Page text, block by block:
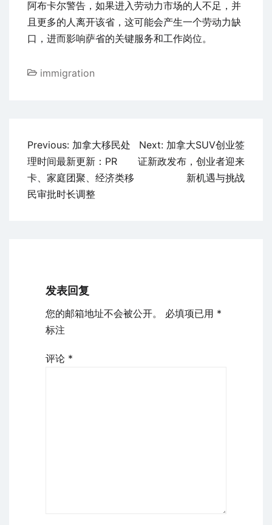
阿布卡尔警告，如果进入劳动力市场的人不足，并
且更多的人离开该省，这可能会产生一个劳动力缺
口，进而影响萨省的关键服务和工作岗位。
immigration
文
章
导
航
Previous: 加拿大移民处
理时间最新更新：PR
卡、家庭团聚、经济类移
民审批时长调整
Next: 加拿大SUV创业签
证新政发布，创业者迎来
新机遇与挑战
发表回复
您的邮箱地址不会被公开。 必填项已用 *
标注
评论 *